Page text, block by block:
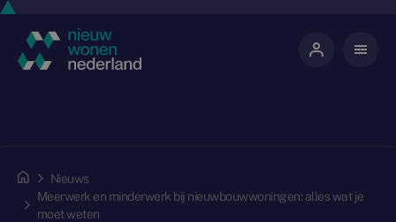
Nieuws
Meerwerk en minderwerk bij nieuwbouwwoningen: alles wat je
moet weten